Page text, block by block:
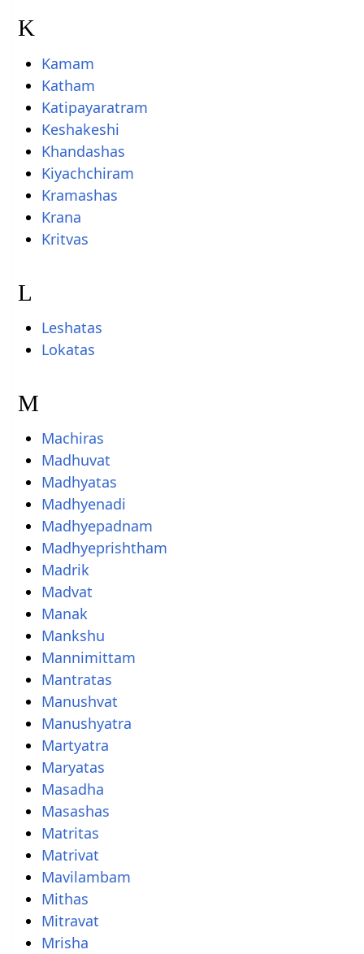
K
Kamam
Katham
Katipayaratram
Keshakeshi
Khandashas
Kiyachchiram
Kramashas
Krana
Kritvas
L
Leshatas
Lokatas
M
Machiras
Madhuvat
Madhyatas
Madhyenadi
Madhyepadnam
Madhyeprishtham
Madrik
Madvat
Manak
Mankshu
Mannimittam
Mantratas
Manushvat
Manushyatra
Martyatra
Maryatas
Masadha
Masashas
Matritas
Matrivat
Mavilambam
Mithas
Mitravat
Mrisha